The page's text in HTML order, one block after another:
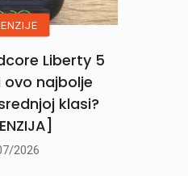
Liberty 5
ovo najbolje
klasi?
2026